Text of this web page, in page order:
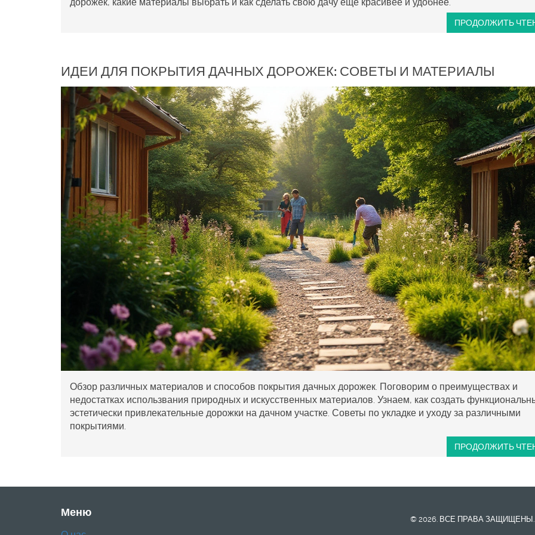
ПРОДОЛЖИТЬ
ИДЕИ ДЛЯ ПОКРЫТИЯ ДАЧНЫХ ДОРОЖЕК: СОВЕТЫ И МАТЕРИАЛЫ
Обзор различных материалов и способов покрытия дачных дорожек. Поговорим о преимуществах и
недостатках использвания природных и искусственных материалов. Узнаем, как создать
эстетически привлекательные дорожки на дачном участке. Советы по укладке и уходу за различными
покрытиями.
ПРОДОЛЖИТЬ
Меню
© 2026. ВСЕ ПРАВА ЗАЩИЩЕНЫ.